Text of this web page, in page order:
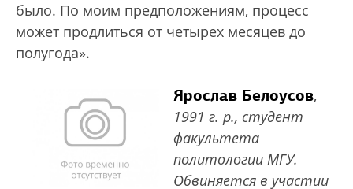
было. По моим предположениям, процесс
может продлиться от четырех месяцев до
полугода».
Ярослав Белоусов,
1991 г. р., студент
факультета
политологии МГУ.
Обвиняется в участии